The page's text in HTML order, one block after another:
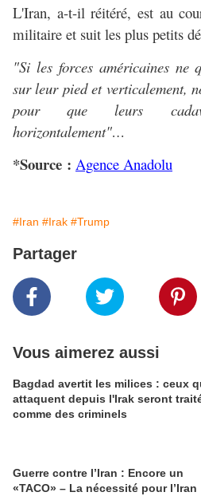
L'Iran, a-t-il réitéré, est au
militaire et suit les plus petits
"Si les forces américaines ne
sur leur pied et verticalement,
pour que leurs
horizontalement"…
*Source : Agence Anadolu
#Iran #Irak #Trump
Partager
Vous aimerez aussi
Bagdad avertit les milices : ceux
attaquent depuis l'Irak seront
comme des criminels
Guerre contre l’Iran : Encore un
«TACO» – La nécessité pour l’Iran